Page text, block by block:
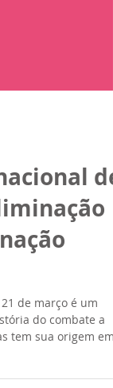
de
de março é um
tem sua origem em